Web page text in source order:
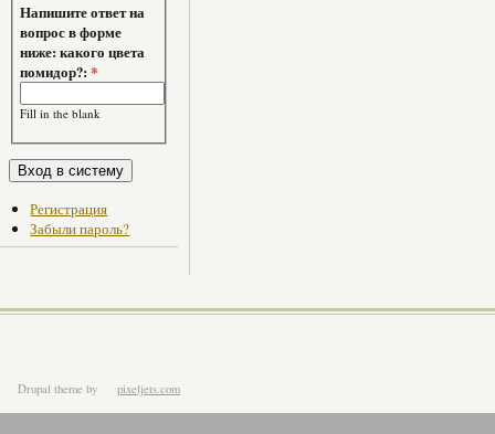
Напишите ответ на
вопрос в форме
ниже: какого цвета
помидор?:*
Fill in the blank
Регистрация
Забыли пароль?
Drupal theme by pixeljets.com